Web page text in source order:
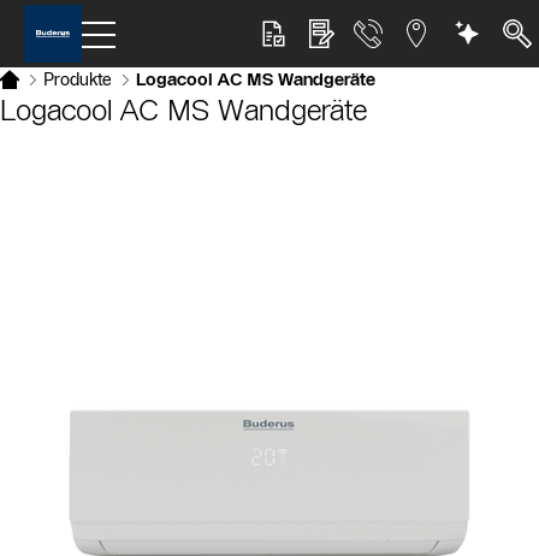
Produkte Logacool AC MS Wandgeräte
Logacool AC MS Wandgeräte